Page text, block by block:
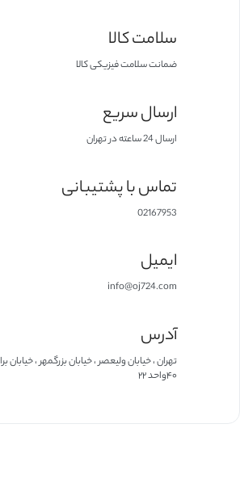
سلامت کالا
ضمانت سلامت فیزیکی کالا
ارسال سریع
ارسال 24 ساعته در تهران
تماس با پشتیبانی
02167953
ایمیل
info@oj724.com
آدرس
تهران ، خیابان ولیعصر ، خیابان بزرگمهر ، خیابان
۴۰واحد ۲۲